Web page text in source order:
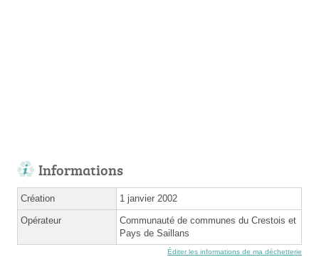
Informations
Création 1 janvier 2002
Opérateur
Communauté de communes du Crestois et
Pays de Saillans
Éditer les informations de ma déchetterie